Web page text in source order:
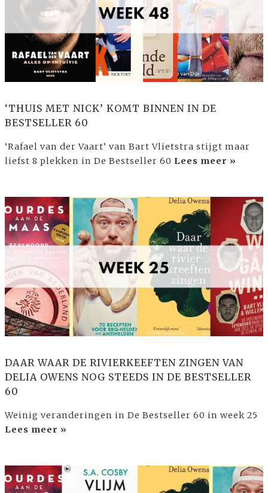
‘THUIS MET NICK’ KOMT BINNEN IN DE
BESTSELLER 60
‘Rafael van der Vaart’ van Bart Vlietstra stijgt maar
liefst 8 plekken in De Bestseller 60 Lees meer »
DAAR WAAR DE RIVIERKEEFTEN ZINGEN VAN
DELIA OWENS NOG STEEDS IN DE BESTSELLER
60
Weinig veranderingen in De Bestseller 60 in week 25
Lees meer »